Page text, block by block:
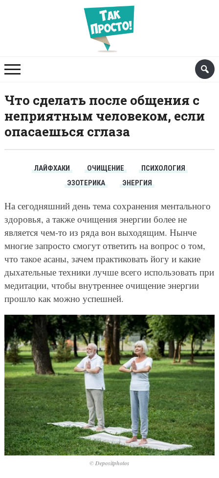
Что сделать после общения с
неприятным человеком, если
опасаешься сглаза
ЛАЙФХАКИ ОЧИЩЕНИЕ
ПСИХОЛОГИЯ
ЭЗОТЕРИКА
ЭНЕРГИЯ
На сегодняшний день тема сохранения ментального
здоровья, а также очищения энергии более не
является чем-то из ряда вон выходящим. Нынче
многие запросто смогут ответить на вопрос о том,
что такое асаны, зачем практиковать йогу и какие
дыхательные техники лучше всего использовать при
медитации, чтобы внутреннее очищение энергии
прошло как можно успешней.
© Depositphotos